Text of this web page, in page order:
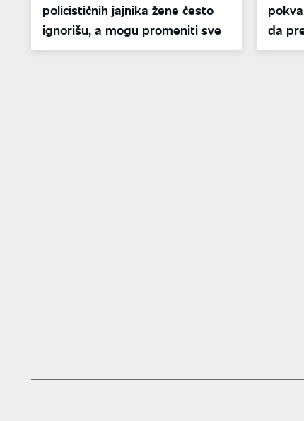
policističnih jajnika žene često
ignorišu, a mogu promeniti sve
da